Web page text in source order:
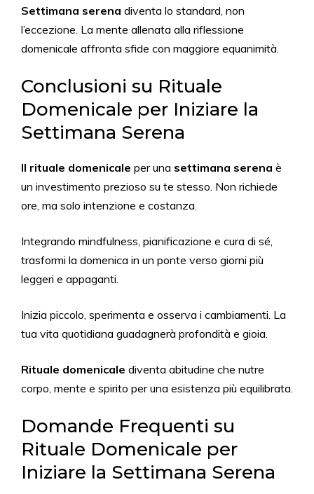
Settimana serena diventa lo standard, non
l’eccezione. La mente allenata alla riflessione
domenicale affronta sfide con maggiore equanimità.
Conclusioni su Rituale
Domenicale per Iniziare la
Settimana Serena
Il rituale domenicale per una settimana serena è
un investimento prezioso su te stesso. Non richiede
ore, ma solo intenzione e costanza.
Integrando mindfulness, pianificazione e cura di sé,
trasformi la domenica in un ponte verso giorni più
leggeri e appaganti.
Inizia piccolo, sperimenta e osserva i cambiamenti. La
tua vita quotidiana guadagnerà profondità e gioia.
Rituale domenicale diventa abitudine che nutre
corpo, mente e spirito per una esistenza più equilibrata.
Domande Frequenti su
Rituale Domenicale per
Iniziare la Settimana Serena